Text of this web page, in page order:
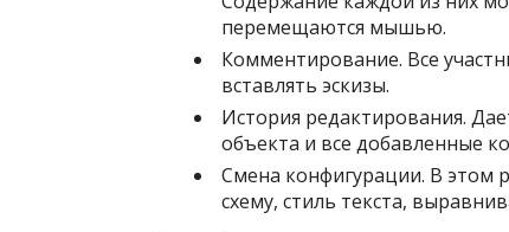
перемещаются мышью.
Комментирование. Все
вставлять эскизы.
История редактирования.
объекта и все добавленные
Смена конфигурации. В этом
схему, стиль текста,